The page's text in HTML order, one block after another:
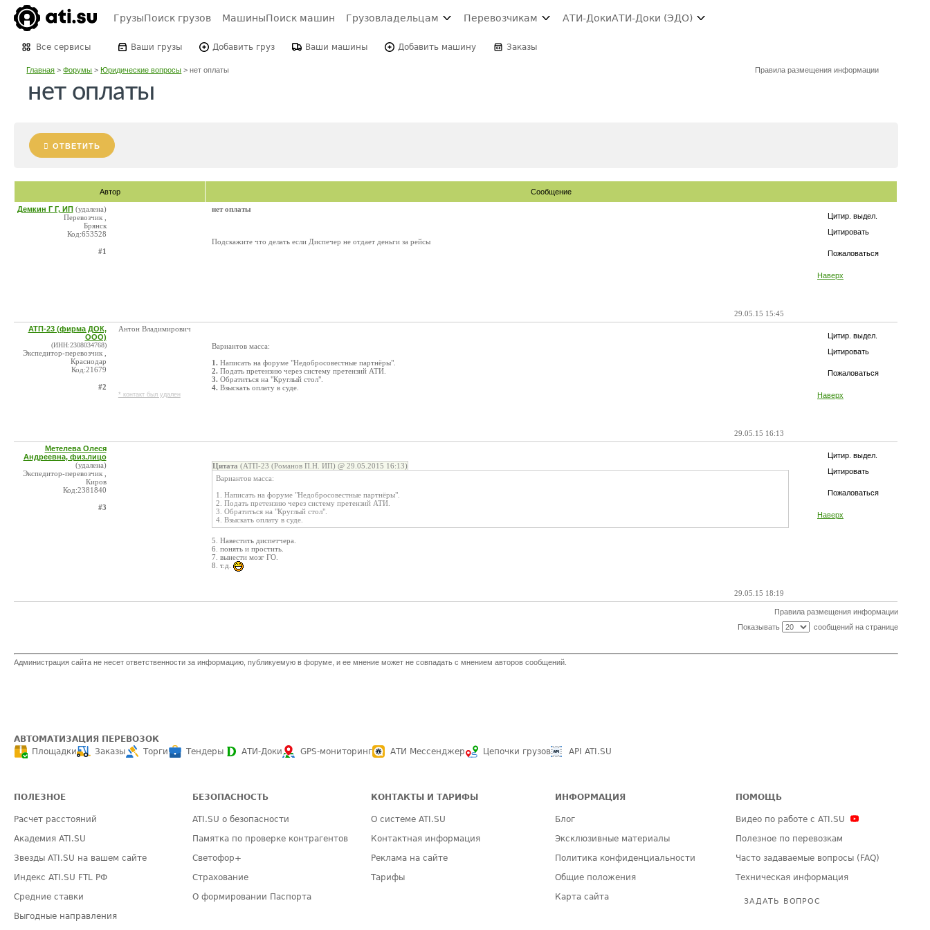
ГрузыПоиск грузов МашиныПоиск машин Грузовладельцам Перевозчикам АТИ-ДокиАТИ-Доки (ЭДО)
Все сервисы Ваши грузы Добавить груз Ваши машины Добавить машину Заказы
Главная >Форумы >Юридические вопросы >нет оплаты Правила размещения информации
нет оплаты
ОТВЕТИТЬ
Автор Сообщение
Цитир. выдел.
Цитировать
Пожаловаться
Наверх
Демкин Г Г, ИП (удалена)
Перевозчик ,
Брянск
Код:653528
#1
нет оплаты
Подскажите что делать если Диспечер не отдает деньги за рейсы
29.05.15 15:45
Цитир. выдел.
Цитировать
Пожаловаться
Наверх
АТП-23 (фирма ДОК,
ООО)
(ИНН:2308034768)
Экспедитор-перевозчик ,
Краснодар
Код:21679
#2
Антон Владимирович
* контакт был удален
Вариантов масса:
1. Написать на форуме "Недобросовестные партнёры".
2. Подать претензию через систему претензий АТИ.
3. Обратиться на "Круглый стол".
4. Взыскать оплату в суде.
29.05.15 16:13
Цитир. выдел.
Цитировать
Пожаловаться
Наверх
Метелева Олеся
Андреевна, физ.лицо
(удалена)
Экспедитор-перевозчик ,
Киров
Код:2381840
#3
Цитата (АТП-23 (Романов П.Н. ИП) @ 29.05.2015 16:13)
Вариантов масса:
1. Написать на форуме "Недобросовестные партнёры".
2. Подать претензию через систему претензий АТИ.
3. Обратиться на "Круглый стол".
4. Взыскать оплату в суде.
5. Навестить диспетчера.
6. понять и простить.
7. вынести мозг ГО.
8. т.д.
29.05.15 18:19
Правила размещения информации
Показывать
сообщений на странице
Администрация сайта не несет ответственности за информацию, публикуемую в форуме, и ее мнение может не совпадать с мнением авторов сообщений.
АВТОМАТИЗАЦИЯ ПЕРЕВОЗОК
Площадки
Заказы Торги Тендеры АТИ-Доки GPS-мониторинг АТИ Мессенджер Цепочки грузов API ATI.SU
ПОЛЕЗНОЕ
Расчет расстояний
Академия ATI.SU
Звезды ATI.SU на вашем сайте
Индекс ATI.SU FTL РФ
Средние ставки
Выгодные направления
БЕЗОПАСНОСТЬ
ATI.SU о безопасности
Памятка по проверке контрагентов
Светофор+
Страхование
О формировании Паспорта
КОНТАКТЫ И ТАРИФЫ
О системе ATI.SU
Контактная информация
Реклама на сайте
Тарифы
ИНФОРМАЦИЯ
Блог
Эксклюзивные материалы
Политика конфиденциальности
Общие положения
Карта сайта
ПОМОЩЬ
Видео по работе с ATI.SU
Полезное по перевозкам
Часто задаваемые вопросы (FAQ)
Техническая информация
ЗАДАТЬ ВОПРОС